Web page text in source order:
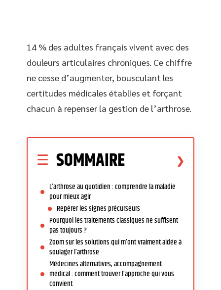
14 % des adultes français vivent avec des
douleurs articulaires chroniques. Ce chiffre
ne cesse d’augmenter, bousculant les
certitudes médicales établies et forçant
chacun à repenser la gestion de l’arthrose.
SOMMAIRE
L’arthrose au quotidien : comprendre la maladie
pour mieux agir
Repérer les signes précurseurs
Pourquoi les traitements classiques ne suffisent
pas toujours ?
Zoom sur les solutions qui m’ont vraiment aidée à
soulager l’arthrose
Médecines alternatives, accompagnement
médical : comment trouver l’approche qui vous
convient